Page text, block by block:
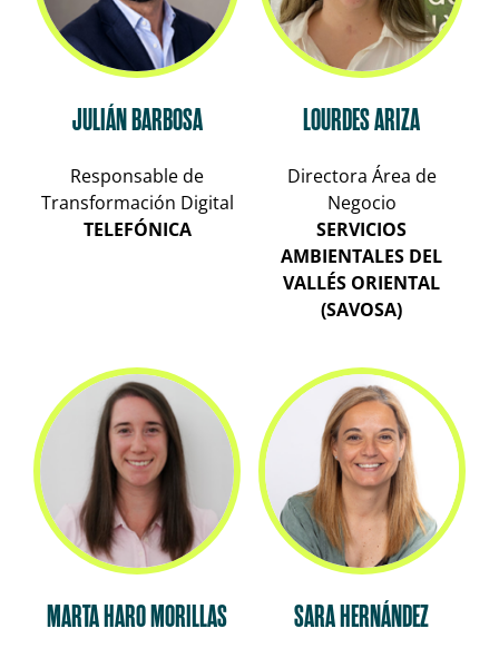
JULIÁN BARBOSA
Responsable de
Transformación Digital
TELEFÓNICA
LOURDES ARIZA
Directora Área de
Negocio
SERVICIOS
AMBIENTALES DEL
VALLÉS ORIENTAL
(SAVOSA)
MARTA HARO MORILLAS SARA HERNÁNDEZ